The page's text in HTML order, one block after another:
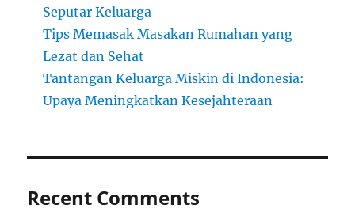
Seputar Keluarga
Tips Memasak Masakan Rumahan yang
Lezat dan Sehat
Tantangan Keluarga Miskin di Indonesia:
Upaya Meningkatkan Kesejahteraan
Recent Comments